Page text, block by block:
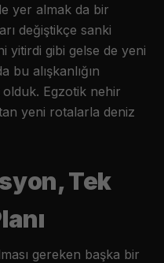
yer almak da bir
değiştikçe sanki
yitirdi gibi gelse de yeni
bu alışkanlığın
olduk. Egzotik nehir
yeni rotalarla deniz
Tek
gereken başka bir